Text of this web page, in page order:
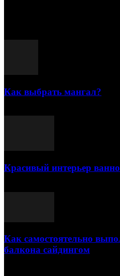
Как выбрать мангал?
Красивый интерьер
Как самостоятельно
балкона сайдингом